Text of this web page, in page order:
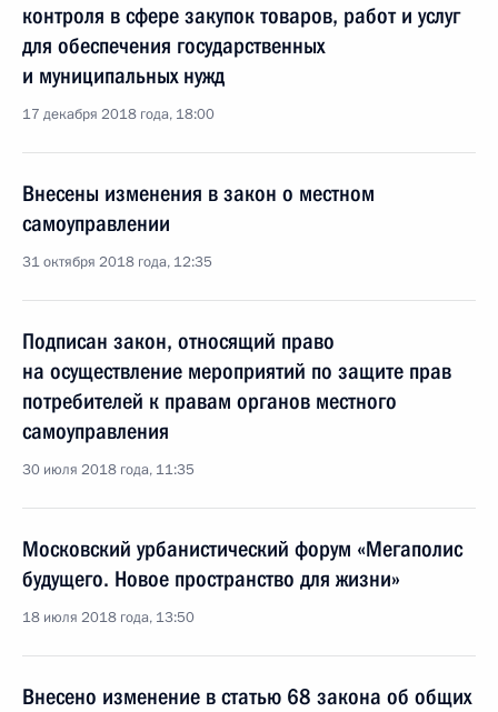
контроля в сфере закупок товаров, работ и услуг
для обеспечения государственных
и муниципальных нужд
17 декабря 2018 года, 18:00
Внесены изменения в закон о местном
самоуправлении
31 октября 2018 года, 12:35
Подписан закон, относящий право
на осуществление мероприятий по защите прав
потребителей к правам органов местного
самоуправления
30 июля 2018 года, 11:35
Московский урбанистический форум «Мегаполис
будущего. Новое пространство для жизни»
18 июля 2018 года, 13:50
Внесено изменение в статью 68 закона об общих